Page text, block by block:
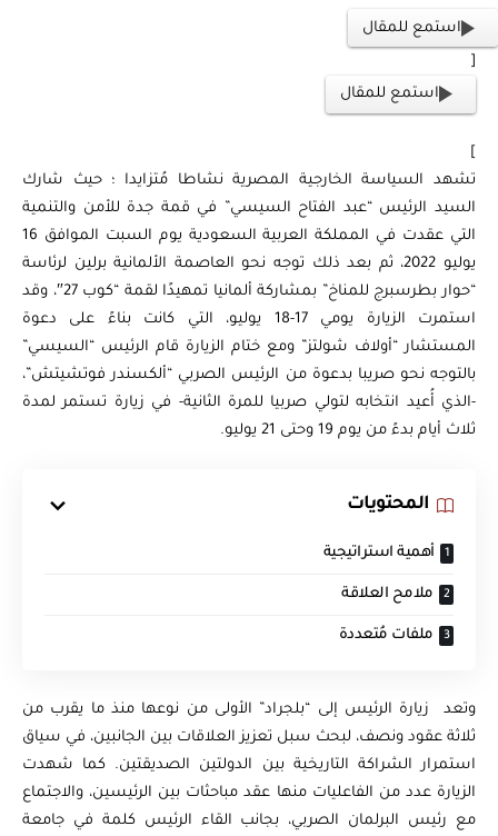
استمع للمقال
استمع للمقال
تشهد السياسة الخارجية المصرية نشاطا مُتزايدا ؛ حيث شارك
السيد الرئيس “عبد الفتاح السيسي” في قمة جدة للأمن والتنمية
التي عقدت في المملكة العربية السعودية يوم السبت الموافق 16
يوليو 2022، ثم بعد ذلك توجه نحو العاصمة الألمانية برلين لرئاسة
“حوار بطرسبرج للمناخ” بمشاركة ألمانيا تمهيدًا لقمة “كوب 27″، وقد
استمرت الزيارة يومي 17-18 يوليو، التي كانت بناءً على دعوة
المستشار “أولاف شولتز” ومع ختام الزيارة قام الرئيس “السيسي”
بالتوجه نحو صريبا بدعوة من الرئيس الصربي “ألكسندر فوتشيتش”،
-الذي أُعيد انتخابه لتولي صربيا للمرة الثانية- في زيارة تستمر لمدة
ثلاث أيام بدءً من يوم 19 وحتى 21 يوليو.
المحتويات
أهمية استراتيجية
ملامح العلاقة
ملفات مُتعددة
وتعد زيارة الرئيس إلى “بلجراد” الأولى من نوعها منذ ما يقرب من
ثلاثة عقود ونصف، لبحث سبل تعزيز العلاقات بين الجانبين، في سياق
استمرار الشراكة التاريخية بين الدولتين الصديقتين. كما شهدت
الزيارة عدد من الفاعليات منها عقد مباحثات بين الرئيسين، والاجتماع
مع رئيس البرلمان الصربي، بجانب القاء الرئيس كلمة في جامعة